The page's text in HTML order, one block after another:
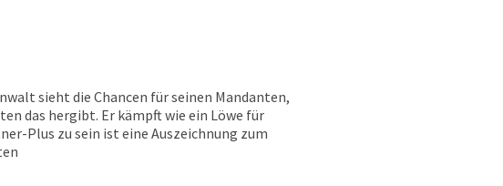
sieht die Chancen für seinen Mandanten,
das hergibt. Er kämpft wie ein Löwe für
Plus zu sein ist eine Auszeichnung zum